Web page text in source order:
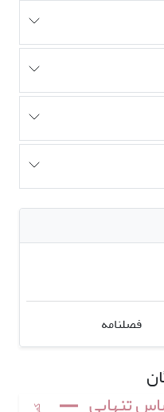
فصلنامه